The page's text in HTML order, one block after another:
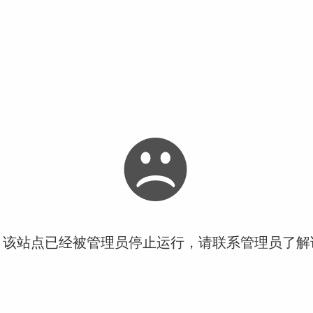
站点已经被管理员停止运行，请联系管理员了